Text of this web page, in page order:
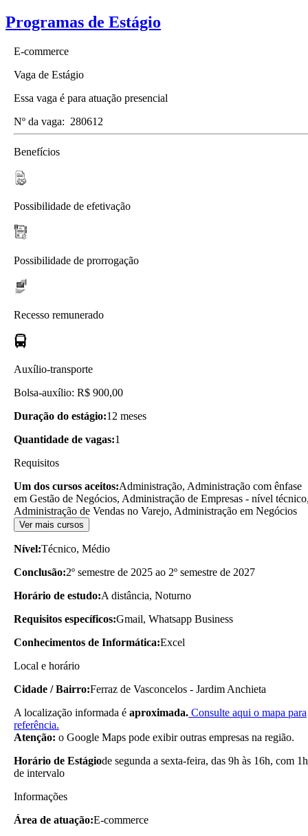
Programas de Estágio
E-commerce
Vaga de Estágio
Essa vaga é para atuação presencial
Nº da vaga: 280612
Benefícios
Possibilidade de efetivação
Possibilidade de prorrogação
Recesso remunerado
Auxílio-transporte
Bolsa-auxílio: R$ 900,00
Duração do estágio:12 meses
Quantidade de vagas:1
Requisitos
Um dos cursos aceitos:Administração, Administração com ênfase
em Gestão de Negócios, Administração de Empresas - nível
Administração de Vendas no Varejo, Administração em Negócios
Ver mais cursos
Nível:Técnico, Médio
Conclusão:2º semestre de 2025 ao 2º semestre de 2027
Horário de estudo:A distância, Noturno
Requisitos específicos:Gmail, Whatsapp Business
Conhecimentos de Informática:Excel
Local e horário
Cidade / Bairro:Ferraz de Vasconcelos - Jardim Anchieta
A localização informada é aproximada. Consulte aqui o mapa para
referência.
Atenção: o Google Maps pode exibir outras empresas na região.
Horário de Estágiode segunda a sexta-feira, das 9h às 16h, com 1h
de intervalo
Informações
Área de atuação:E-commerce